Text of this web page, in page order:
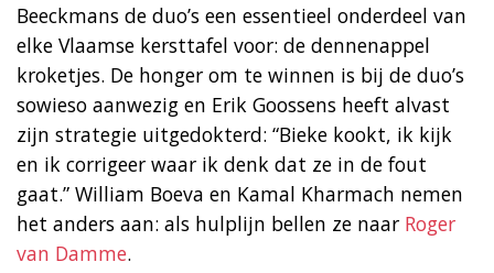
Beeckmans de duo’s een essentieel onderdeel van
elke Vlaamse kersttafel voor: de dennenappel
kroketjes. De honger om te winnen is bij de duo’s
sowieso aanwezig en Erik Goossens heeft alvast
zijn strategie uitgedokterd: “Bieke kookt, ik kijk
en ik corrigeer waar ik denk dat ze in de fout
gaat.” William Boeva en Kamal Kharmach nemen
het anders aan: als hulplijn bellen ze naar Roger
van Damme.